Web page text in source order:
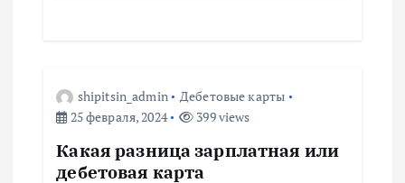
shipitsin_admin
Дебетовые карты
25 февраля, 2024
399 views
Какая разница зарплатная или
дебетовая карта